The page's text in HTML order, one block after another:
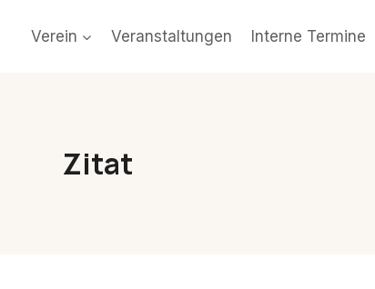
Verein Veranstaltungen Interne Termine
Zitat